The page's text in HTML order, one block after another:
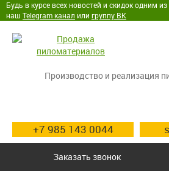
Будь в курсе всех новостей и скидок одним
наш Telegram канал или группу ВК
Производство и реализация
+7 985 143 0044
Заказать звонок